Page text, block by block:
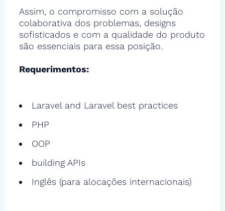
Assim, o compromisso com a solução
colaborativa dos problemas, designs
sofisticados e com a qualidade do produto
são essenciais para essa posição.
Requerimentos:
Laravel and Laravel best practices
PHP
OOP
building APIs
Inglês (para alocações internacionais)